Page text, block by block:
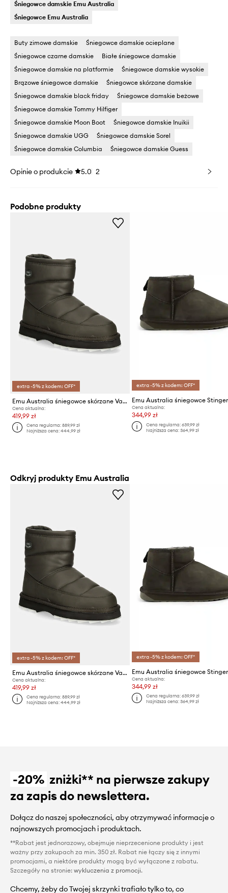
Śniegowce damskie Emu Australia
Śniegowce Emu Australia
Buty zimowe damskie
Śniegowce damskie ocieplane
Śniegowce czarne damskie
Białe śniegowce damskie
Śniegowce damskie na platformie
Śniegowce damskie wysokie
Brązowe śniegowce damskie
Śniegowce skórzane damskie
Śniegowce damskie black friday
Śniegowce damskie beżowe
Śniegowce damskie Tommy Hilfiger
Śniegowce damskie Moon Boot
Śniegowce damskie Inuikii
Śniegowce damskie UGG
Śniegowce damskie Sorel
Śniegowce damskie Columbia
Śniegowce damskie Guess
Opinie o produkcie 5.0 2
Podobne produkty
extra -5% z kodem: OFF*
Emu Australia śniegowce skórzane Valerie 2.0
Cena aktualna:
419,99 zł
Cena regularna:889,99 zł
Najniższa cena:444,99 zł
extra -5% z kodem: OFF*
Cena aktualna:
344,99 zł
Cena regularna: 639,99 zł
Najniższa cena: 364,99 zł
Odkryj produkty Emu Australia
extra -5% z kodem: OFF*
Emu Australia śniegowce skórzane Valerie 2.0
Cena aktualna:
419,99 zł
Cena regularna:889,99 zł
Najniższa cena:444,99 zł
extra -5% z kodem: OFF*
Cena aktualna:
344,99 zł
Cena regularna: 639,99 zł
Najniższa cena: 364,99 zł
-20% zniżki** na pierwsze zakupy
za zapis do newslettera.
Dołącz do naszej społeczności, aby otrzymywać informacje o
najnowszych promocjach i produktach.
**Rabat jest jednorazowy, obejmuje nieprzecenione produkty i jest
ważny przy zakupach za min. 350 zł. Rabat nie łączy się z innymi
promocjami, a niektóre produkty mogą być wyłączone z rabatu.
Szczegóły na stronie: wykluczenia z promocji.
Chcemy, żeby do Twojej skrzynki trafiało tylko to, co